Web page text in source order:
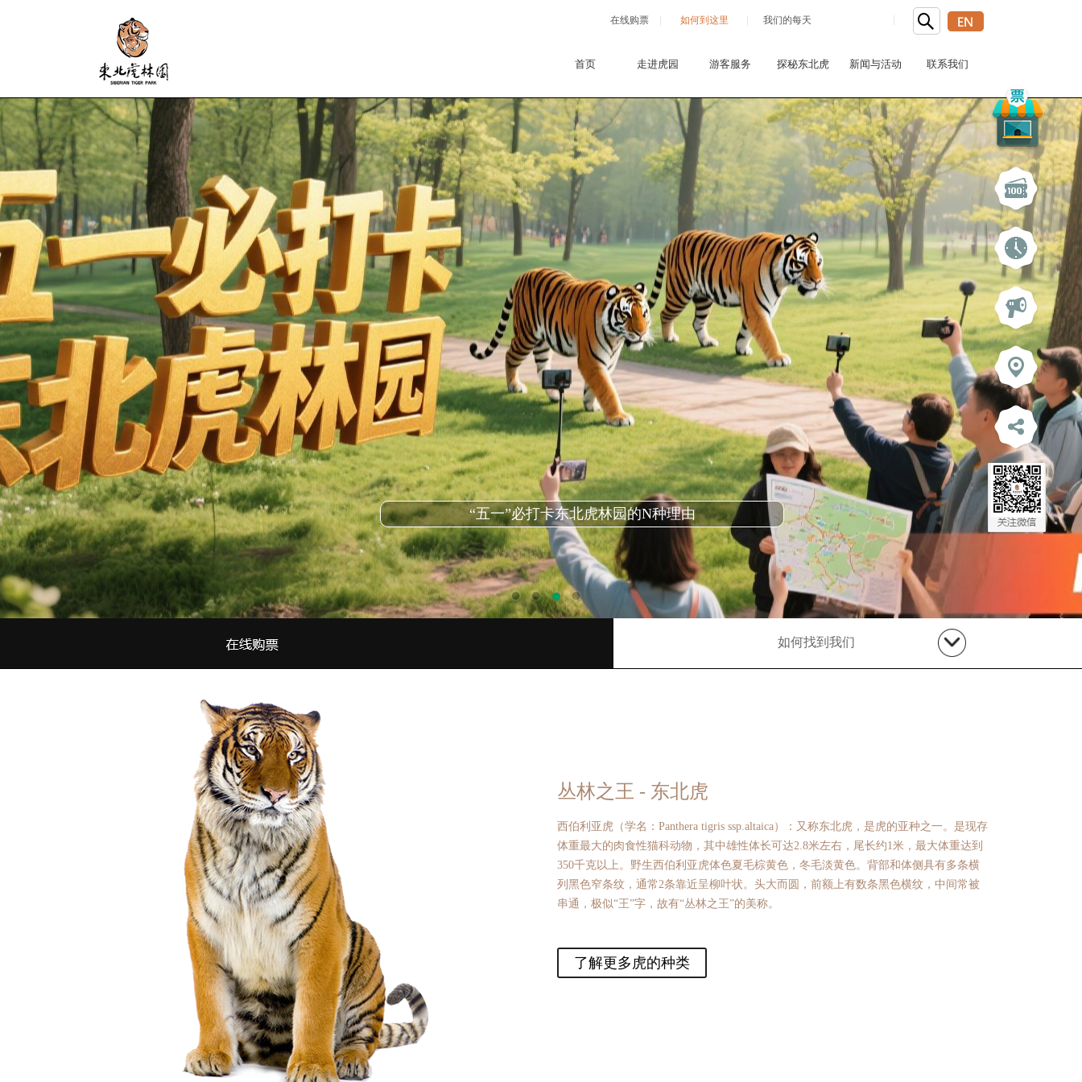
在线购票 如何到这里 我们的每天
首页 走进虎园 游客服务 探秘东北虎 新闻与活动 联系我们
“五一”必打卡东北虎林园的N种理由
如何找到我们
丛林之王 - 东北虎
西伯利亚虎（学名：Panthera tigris ssp.altaica）：又称东北虎，是虎的亚种之一。是现存
体重最大的肉食性猫科动物，其中雄性体长可达2.8米左右，尾长约1米，最大体重达到
350千克以上。野生西伯利亚虎体色夏毛棕黄色，冬毛淡黄色。背部和体侧具有多条横
列黑色窄条纹，通常2条靠近呈柳叶状。头大而圆，前额上有数条黑色横纹，中间常被
串通，极似“王”字，故有“丛林之王”的美称。
了解更多虎的种类